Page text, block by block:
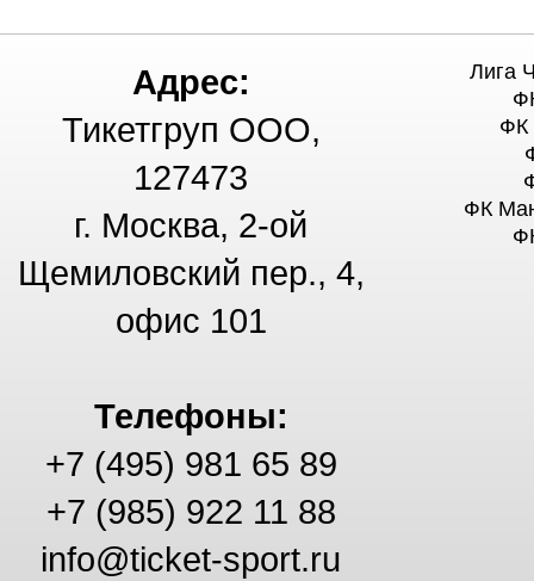
Адрес:
Тикетгруп ООО,
127473
г. Москва, 2-ой
Щемиловский пер., 4,
офис 101
Телефоны:
+7 (495) 981 65 89
+7 (985) 922 11 88
info@ticket-sport.ru
Лига
ФК
ФК